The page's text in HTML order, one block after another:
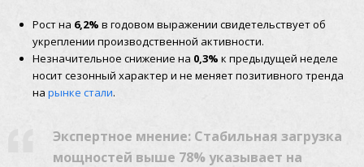
Рост на 6,2% в годовом выражении свидетельствует об
укреплении производственной активности.
Незначительное снижение на 0,3% к предыдущей неделе
носит сезонный характер и не меняет позитивного тренда
на рынке стали.
Экспертное мнение: Стабильная загрузка
мощностей выше 78% указывает на